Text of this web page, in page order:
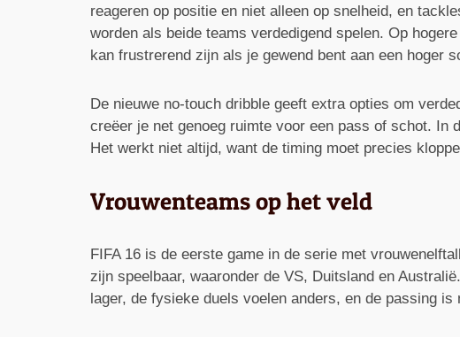
reageren op positie en niet alleen op snelheid, en
worden als beide teams verdedigend spelen. Op
kan frustrerend zijn als je gewend bent aan een hoger
De nieuwe no-touch dribble geeft extra opties om
creëer je net genoeg ruimte voor een pass of schot. In
Het werkt niet altijd, want de timing moet precies
Vrouwenteams op het veld
FIFA 16 is de eerste game in de serie met
zijn speelbaar, waaronder de VS, Duitsland en
lager, de fysieke duels voelen anders, en de passing